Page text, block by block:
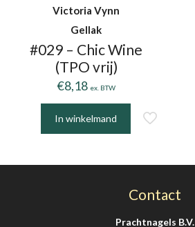
Victoria Vynn
Gellak
#029 – Chic Wine
(TPO vrij)
€8,18 ex. BTW
In winkelmand
Contact
Prachtnagels B.V.